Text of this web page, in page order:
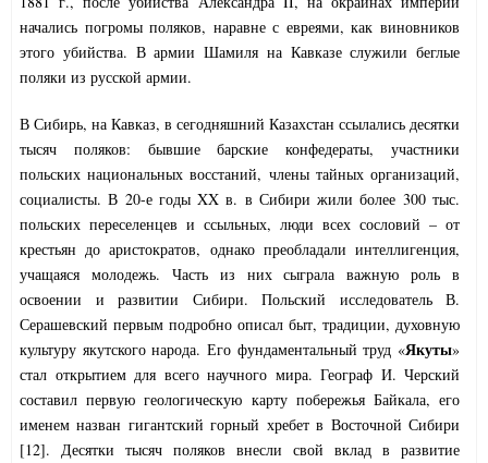
начались погромы поляков, наравне с евреями, как виновников
этого убийства. В армии Шамиля на Кавказе служили беглые
поляки из русской армии.
В Сибирь, на Кавказ, в сегодняшний Казахстан ссылались десятки
тысяч поляков: бывшие барские конфедераты, участники
польских национальных восстаний, члены тайных организаций,
социалисты. В 20-е годы XX в. в Сибири жили более 300 тыс.
польских переселенцев и ссыльных, люди всех сословий – от
крестьян до аристократов, однако преобладали интеллигенция,
учащаяся молодежь. Часть из них сыграла важную роль в
освоении и развитии Сибири. Польский исследователь В.
Серашевский первым подробно описал быт, традиции, духовную
культуру якутского народа. Его фундаментальный труд «Якуты»
стал открытием для всего научного мира. Географ И. Черский
составил первую геологическую карту побережья Байкала, его
именем назван гигантский горный хребет в Восточной Сибири
[12]. Десятки тысяч поляков внесли свой вклад в развитие